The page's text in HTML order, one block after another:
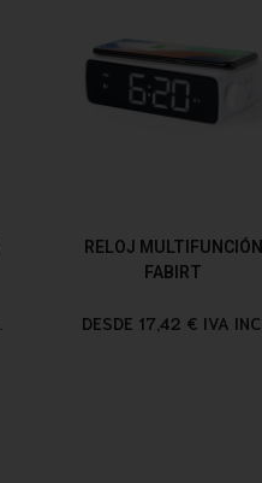
RELOJ MULTIFUNCIÓN
FABIRT
DESDE 17,42 € IVA INC.